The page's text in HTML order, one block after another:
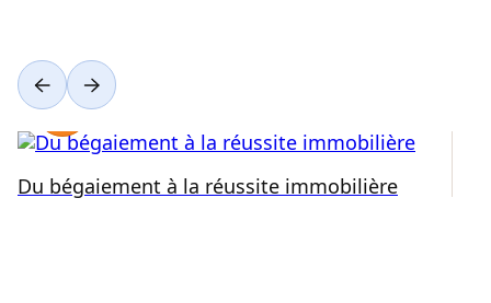
Du bégaiement à la réussite immobilière